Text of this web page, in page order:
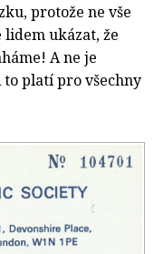
protože ne vše
lidem ukázat, že
A ne je
to platí pro všechny